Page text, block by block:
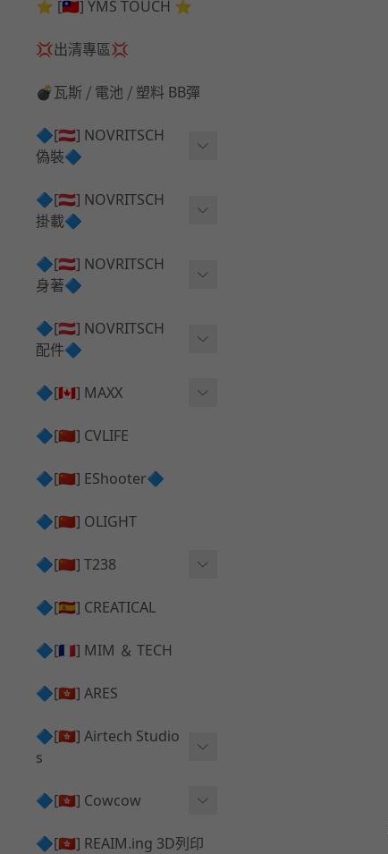
⭐ [🇹🇼] YMS TOUCH ⭐
💢出清專區💢
💣瓦斯 ⧸ 電池 ⧸ 塑料 BB彈
🔷[🇦🇹] NOVRITSCH
偽裝🔷
上衣夾克 ⧸ Jacket
兜帽 ⧸ Hood
手持 裝備 ⧸ 偽裝
披肩 ⧸ Shoulder Piece
onie
🔷[🇦🇹] NOVRITSCH
掛載🔷
AR ⧸ DMR 彈匣用
SMG ⧸ SSR90 彈匣用
腰包 ⧸ 萬用包
HPA 氣瓶袋 ⧸ 水袋包
手槍 彈匣用
🔷[🇦🇹] NOVRITSCH
身著🔷
闊邊帽 ⧸ Boonie Hat
戰術背心+前掛 ⧸ Plate Car
rier+Flap
tlebelt
護目鏡 ⧸ 除霧器
腰帶 ⧸ 腿掛
🔷[🇦🇹] NOVRITSCH
配件🔷
✅ 快拔槍套 ⧸ 槍背帶
✅ 槍架 ⧸ 訓練靶具 ⧸ 工具
🔷[🇨🇦] MAXX
AEG 活塞頭 ⧸ AEG Piston
HOP座 ⧸ HOP-UP
競速扳機 ⧸ Speed Trigger
彈匣釋放鈕 ⧸ Mag Releas
推嘴 ⧸ Nozzle
🔷[🇨🇳] CVLIFE
🔷[🇨🇳] EShooter🔷
🔷[🇨🇳] OLIGHT
🔷[🇨🇳] T238
電子扳機
發光器
🔷[🇪🇸] CREATICAL
🔷[🇫🇷] MIM ＆ TECH
🔷[🇭🇰] ARES
🔷[🇭🇰] Airtech Studio
s
VFC
G＆G
🔷[🇭🇰] Cowcow
TM Glock 系列
🔷[🇭🇰] REAIM.ing 3D列印